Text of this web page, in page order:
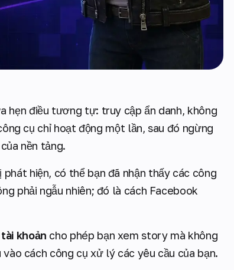
hẹn điều tương tự: truy cập ẩn danh, không
cụ chỉ hoạt động một lần, sau đó ngừng
nền tảng.
hiện, có thể bạn đã nhận thấy các công
phải ngẫu nhiên; đó là cách Facebook
khoản cho phép bạn xem story mà không
cách công cụ xử lý các yêu cầu của bạn.